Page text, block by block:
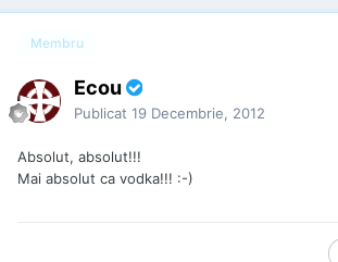
Membru
Ecou
Publicat 19 Decembrie, 2012
Absolut, absolut!!!
Mai absolut ca vodka!!! :-)